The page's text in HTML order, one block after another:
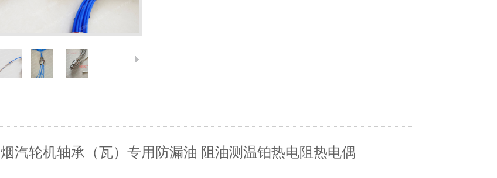
烟汽轮机轴承（瓦）专用防漏油 阻油测温铂热电阻热电偶